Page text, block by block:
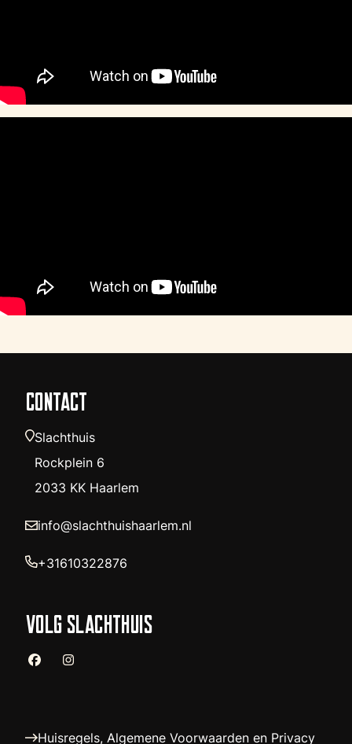
CONTACT
Slachthuis
Rockplein 6
2033 KK Haarlem
info@slachthuishaarlem.nl
+31610322876
VOLG SLACHTHUIS
Huisregels, Algemene Voorwaarden en Privacy